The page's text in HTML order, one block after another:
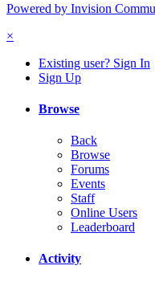
Powered by Invision
×
Existing user? Sign In
Sign Up
Browse
Back
Browse
Forums
Events
Staff
Online Users
Leaderboard
Activity